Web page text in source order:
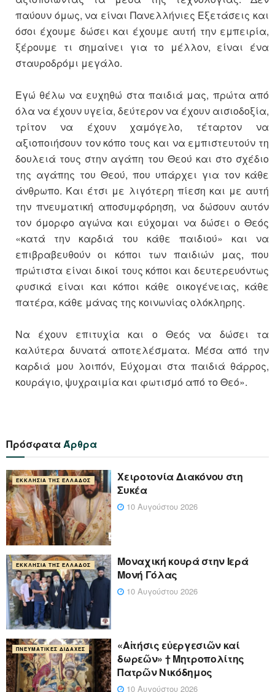
παύουν όμως, να είναι Πανελλήνιες Εξετάσεις και
όσοι έχουμε δώσει και έχουμε αυτή την εμπειρία,
ξέρουμε τι σημαίνει για το μέλλον, είναι ένα
σταυροδρόμι μεγάλο.
Εγώ θέλω να ευχηθώ στα παιδιά μας, πρώτα από
όλα να έχουν υγεία, δεύτερον να έχουν αισιοδοξία,
τρίτον να έχουν χαμόγελο, τέταρτον να
αξιοποιήσουν τον κόπο τους και να εμπιστευτούν τη
δουλειά τους στην αγάπη του Θεού και στο σχέδιο
της αγάπης του Θεού, που υπάρχει για τον κάθε
άνθρωπο. Και έτσι με λιγότερη πίεση και με αυτή
την πνευματική αποσυμφόρηση, να δώσουν αυτόν
τον όμορφο αγώνα και εύχομαι να δώσει ο Θεός
«κατά την καρδιά του κάθε παιδιού» και να
επιβραβευθούν οι κόποι των παιδιών μας, που
πρώτιστα είναι δικοί τους κόποι και δευτερευόντως
φυσικά είναι και κόποι κάθε οικογένειας, κάθε
πατέρα, κάθε μάνας της κοινωνίας ολόκληρης.
Να έχουν επιτυχία και ο Θεός να δώσει τα
καλύτερα δυνατά αποτελέσματα. Μέσα από την
καρδιά μου λοιπόν, Εύχομαι στα παιδιά θάρρος,
κουράγιο, ψυχραιμία και φωτισμό από το Θεό».
ΠρόσφαταΆρθρα
ΕΚΚΛΗΣΊΑ ΤΗΣ ΕΛΛΆΔΟΣ
Χειροτονία Διακόνου στη
Συκέα
10 Αυγούστου 2026
ΕΚΚΛΗΣΊΑ ΤΗΣ ΕΛΛΆΔΟΣ
Μοναχική κουρά στην Ιερά
Μονή Γόλας
10 Αυγούστου 2026
ΠΝΕΥΜΑΤΙΚΈΣ ΔΙΔΑΧΈΣ
«Αἰτήσις εὐεργεσιῶν καί
δωρεῶν» † Μητροπολίτης
Πατρῶν Νικόδημος
10 Αυγούστου 2026